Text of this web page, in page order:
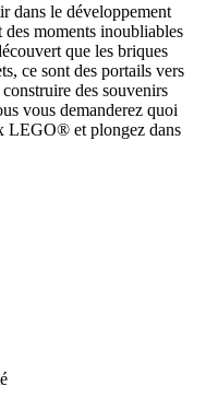
dans le développement
des moments inoubliables
que les briques
ce sont des portails vers
des souvenirs
vous demanderez quoi
LEGO® et plongez dans